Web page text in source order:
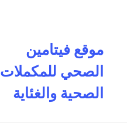
موقع فيتامين
الصحي للمكملات
الصحية والغئاية